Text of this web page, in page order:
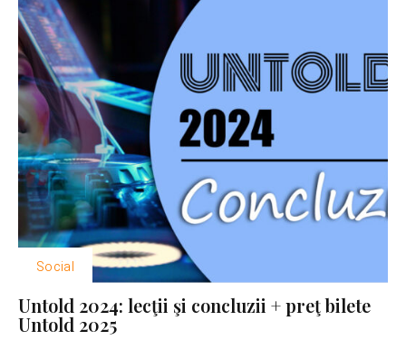
Social
Untold 2024: lecţii şi concluzii + preţ bilete
Untold 2025